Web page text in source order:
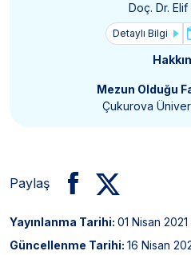
Doç. Dr.
Detaylı Bilgi
Mezun Olduğu
Çukurova
Paylaş
Yayınlanma Tarihi: 01 Nisan 2021
Güncellenme Tarihi: 16 Nisan